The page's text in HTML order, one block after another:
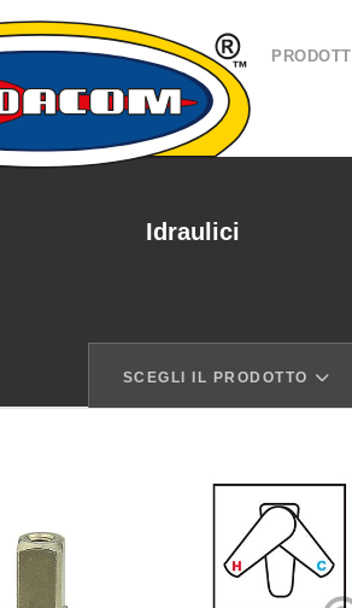
PRODOTTI
Idraulici
SCEGLI IL PRODOTTO